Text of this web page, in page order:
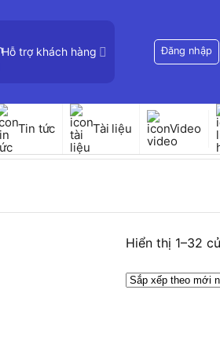
Hỗ trợ khách hàng Đăng nhập
Tin tức Tài liệu Video
Hiển thị 1–32